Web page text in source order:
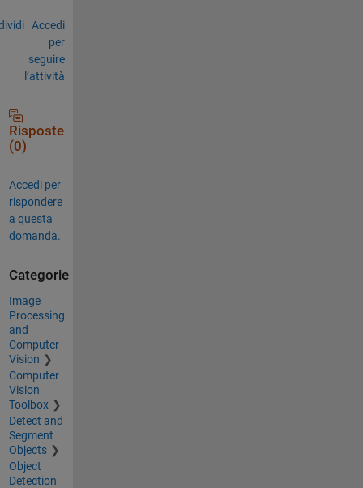
Accedi
per
seguire
l’attività
Risposte
(0)
Accedi per
rispondere
a questa
domanda.
Categorie
Image
Processing
and
Computer
Vision
Computer
Vision
Toolbox
Detect and
Segment
Objects
Object
Detection